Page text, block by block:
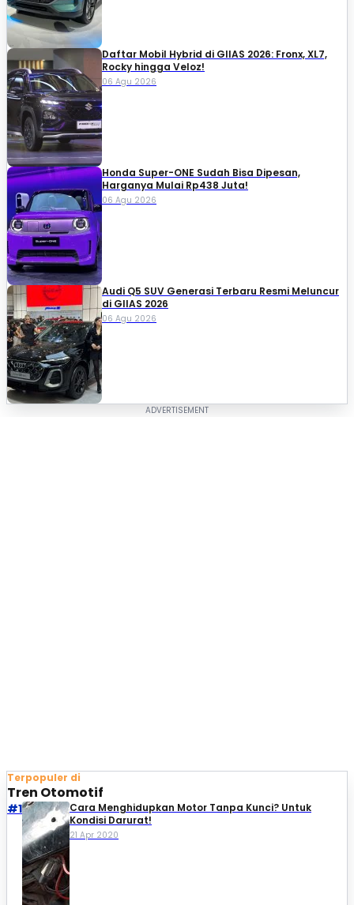
Daftar Mobil Hybrid di GIIAS 2026: Fronx, XL7,
Rocky hingga Veloz!
06 Agu 2026
Honda Super-ONE Sudah Bisa Dipesan,
Harganya Mulai Rp438 Juta!
06 Agu 2026
Audi Q5 SUV Generasi Terbaru Resmi Meluncur
di GIIAS 2026
06 Agu 2026
Terpopuler di
Tren Otomotif
#1
Cara Menghidupkan Motor Tanpa Kunci? Untuk
Kondisi Darurat!
21 Apr 2020